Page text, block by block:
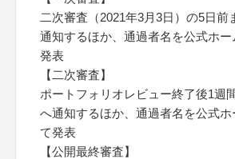
二次審査（2021年3月3日）の5日前
通知するほか、通過者名を公式ホー
発表
【二次審査】
ポートフォリオレビュー終了後1週
へ通知するほか、通過者名を公式ホ
て発表
【公開最終審査】